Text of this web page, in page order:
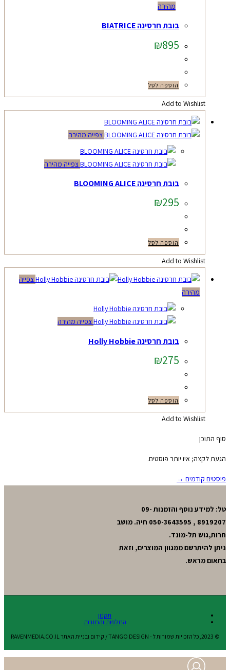
מהירה
בובת חרסינה BIATRICE
₪895
הוספה לסל
Add to Wishlist
צפייה מהירה
צפייה מהירה
בובת חרסינה BLOOMING ALICE
₪295
הוספה לסל
Add to Wishlist
צפייה
מהירה
צפייה מהירה
בובת חרסינה Holly Hobbie
₪275
הוספה לסל
Add to Wishlist
סוף התוכן
הגעת לקצה; איו יותר פוסטים.
פוסטים קודמים →
טל: למידע נוסף והזמנות 09-
8919207 , 050-3643595 חיה. מושב
חרות,גוש תל-מונד.
ניתן להיתרשם ממגוון המוצרים, וזאת
בתאום מראש.
תקנון
החלפות והחזרות
© 2023,כל הזכויות שמורות ל - TANGO DESIGN / קידום ובניית האתר RAVENMEDIA.CO.IL